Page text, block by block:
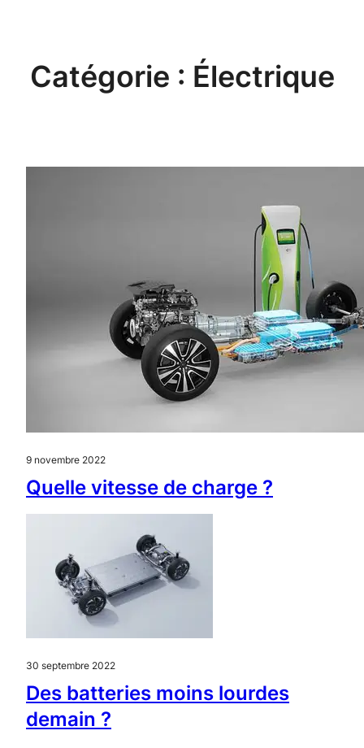
Catégorie : Électrique
9 novembre 2022
Quelle vitesse de charge ?
30 septembre 2022
Des batteries moins lourdes
demain ?